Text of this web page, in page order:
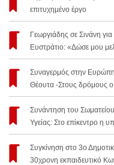
επιτυχημένο έργο
Γεωργιάδης σε Σινάνη
Ευστράτιο: «Δώσε μου
Συναγερμός στην
Θέουτα -Στους δρόμους ο
Συνάντηση του
Υγείας: Στο επίκεντρο η
Συγκίνηση στο 3ο
30χρονη εκπαιδευτικό